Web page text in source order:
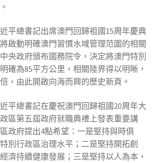
平總書記出席澳門回歸祖國15周年慶典
啟動明確澳門習慣水域管理范圍的相關
央政府頒布國務院令，決定將澳門特別
確為85平方公里，相關陸界得以明晰，
，由此開啟向海而興的歷史新頁。
平總書記在慶祝澳門回歸祖國20周年大
區第五屆政府就職典禮上發表重要講
政府提出4點希望：一是堅持與時俱
別行政區治理水平；二是堅持開拓創
濟持續健康發展；三是堅持以人為本，